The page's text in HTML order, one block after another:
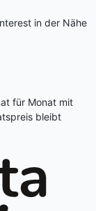
in der Nähe
für Monat mit
bleibt